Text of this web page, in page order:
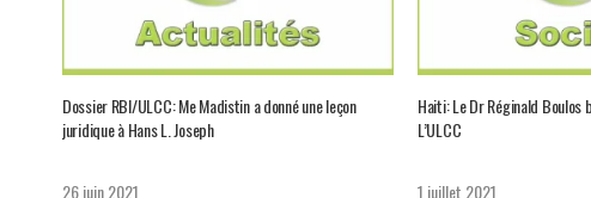
Dossier RBI/ULCC: Me Madistin a donné une leçon
juridique à Hans L. Joseph
26 juin 2021
Haiti: Le Dr Réginald Boulos
L’ULCC
1 juillet 2021